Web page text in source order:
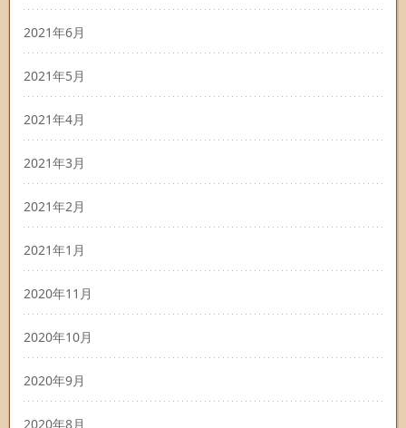
2021年6月
2021年5月
2021年4月
2021年3月
2021年2月
2021年1月
2020年11月
2020年10月
2020年9月
2020年8月